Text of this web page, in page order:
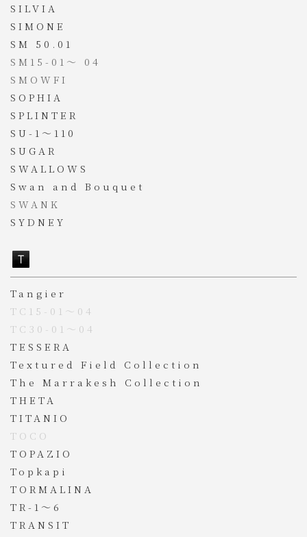
SILVIA
SIMONE
SM 50.01
SM15-01 ～ 04
SMOWFI
SOPHIA
SPLINTER
SU-1～110
SUGAR
SWALLOWS
Swan and Bouquet
SWANK
SYDNEY
Tangier
TC15-01～04
TC30-01～04
TESSERA
Textured Field Collection
The Marrakesh Collection
THETA
TITANIO
TOCO
TOPAZIO
Topkapi
TORMALINA
TR-1～6
TRANSIT